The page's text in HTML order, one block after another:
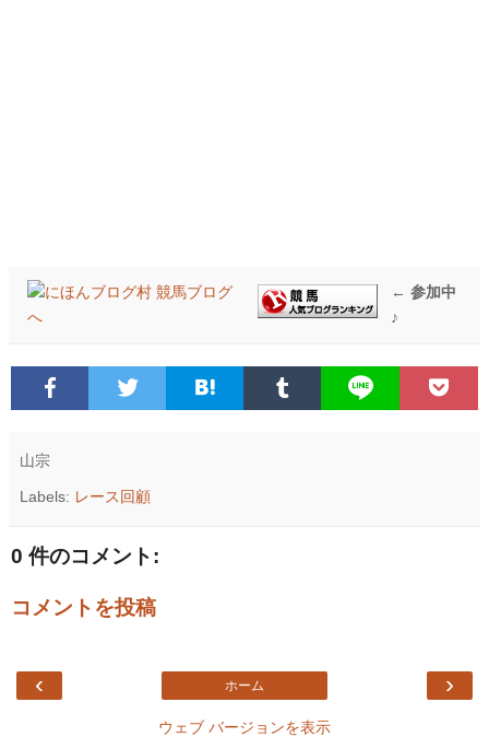
← 参加中
♪
山宗
Labels: レース回顧
0 件のコメント:
コメントを投稿
‹ ›
ホーム
ウェブ バージョンを表示